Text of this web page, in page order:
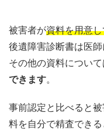
被害者が資料を用意
後遺障害診断書は医師
その他の資料につい
できます。
事前認定と比べると
料を自分で精査できる